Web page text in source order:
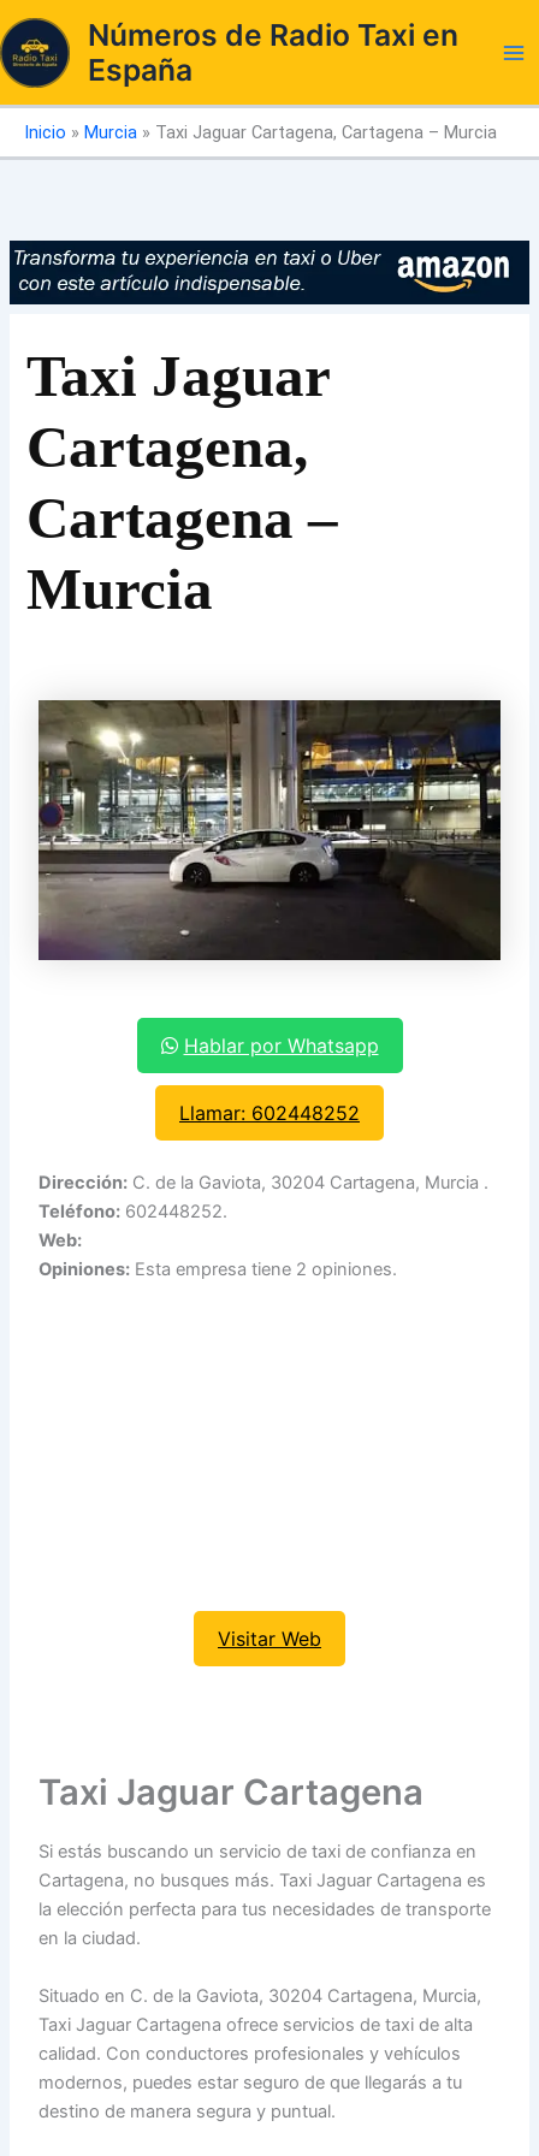
al
contenido
Números de Radio Taxi en
España
Inicio » Murcia » Taxi Jaguar Cartagena, Cartagena – Murcia
Taxi Jaguar
Cartagena,
Cartagena –
Murcia
Hablar por Whatsapp
Llamar: 602448252
Dirección: C. de la Gaviota, 30204 Cartagena, Murcia .
Teléfono: 602448252.
Web:
Opiniones: Esta empresa tiene 2 opiniones.
Visitar Web
Taxi Jaguar Cartagena
Si estás buscando un servicio de taxi de confianza en
Cartagena, no busques más. Taxi Jaguar Cartagena es
la elección perfecta para tus necesidades de transporte
en la ciudad.
Situado en C. de la Gaviota, 30204 Cartagena, Murcia,
Taxi Jaguar Cartagena ofrece servicios de taxi de alta
calidad. Con conductores profesionales y vehículos
modernos, puedes estar seguro de que llegarás a tu
destino de manera segura y puntual.